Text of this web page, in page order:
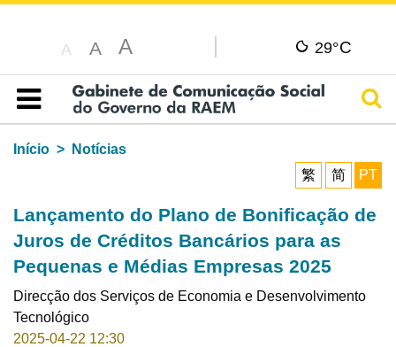
A A A 29°C
Índice
Início
Notícias
繁
简 PT
Lançamento do Plano de Bonificação de
Juros de Créditos Bancários para as
Pequenas e Médias Empresas 2025
Direcção dos Serviços de Economia e Desenvolvimento
Tecnológico
2025-04-22 12:30